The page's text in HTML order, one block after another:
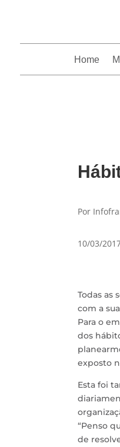
Home
Por
10/03/
Todas as
com a
Para o
dos
exposto
Esta foi
“Penso
de